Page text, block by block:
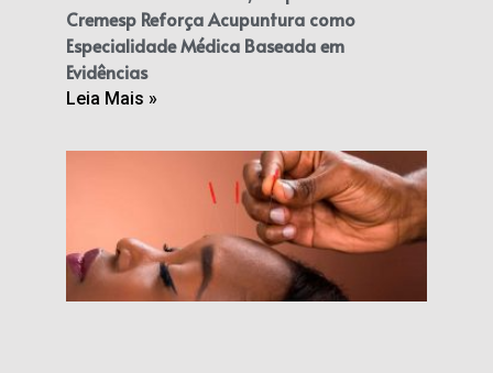
Cremesp Reforça Acupuntura como
Especialidade Médica Baseada em
Evidências
Leia Mais »